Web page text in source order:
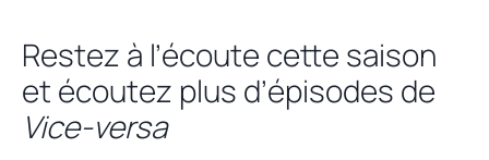
Restez à l’écoute cette saison
et écoutez plus d’épisodes de
Vice-versa